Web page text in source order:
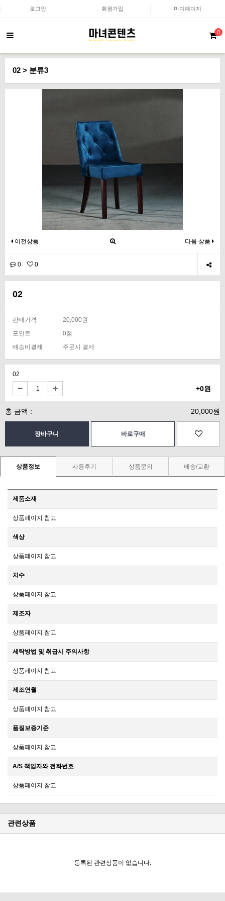
로그인 회원가입 마이페이지
0
02 > 분류3
이전상품 다음 상품
0 0
02
판매가격
20,000원
포인트
0점
배송비결제
주문시 결제
02
+0원
총 금액 : 20,000원
상품정보 사용후기 상품문의 배송/교환
제품소재
상품페이지 참고
색상
상품페이지 참고
치수
상품페이지 참고
제조자
상품페이지 참고
세탁방법 및 취급시 주의사항
상품페이지 참고
제조연월
상품페이지 참고
품질보증기준
상품페이지 참고
A/S 책임자와 전화번호
상품페이지 참고
관련상품
등록된 관련상품이 없습니다.